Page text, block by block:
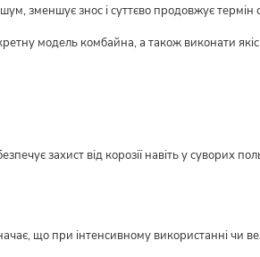
зменшує знос і суттєво продовжує
модель комбайна, а також виконати
захист від корозії навіть у суворих
що при інтенсивному використанні чи